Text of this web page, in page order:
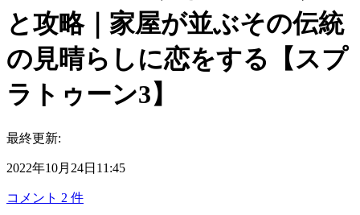
と攻略｜家屋が並ぶその伝統
の見晴らしに恋をする【スプ
ラトゥーン3】
最終更新:
2022年10月24日11:45
コメント 2 件